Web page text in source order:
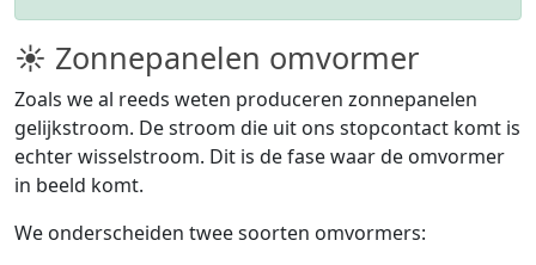
☀ Zonnepanelen omvormer
Zoals we al reeds weten produceren zonnepanelen
gelijkstroom. De stroom die uit ons stopcontact komt is
echter wisselstroom. Dit is de fase waar de omvormer
in beeld komt.
We onderscheiden twee soorten omvormers: